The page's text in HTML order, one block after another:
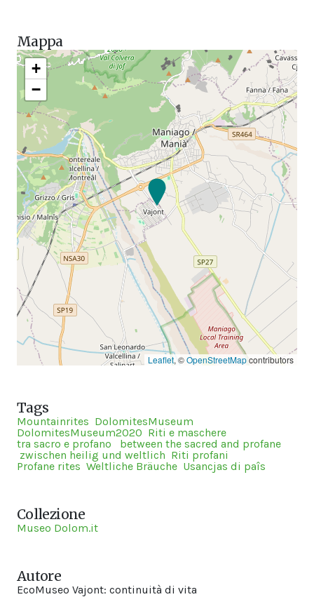
Mappa
+
−
Leaflet, ©OpenStreetMapcontributors
Tags
Mountainrites DolomitesMuseum
DolomitesMuseum2020 Riti e maschere
tra sacro e profano
between the sacred and profane
zwischen heilig und weltlich Riti profani
Profane rites Weltliche Bräuche Usancjas di paîs
Collezione
Museo Dolom.it
Autore
EcoMuseo Vajont: continuità di vita